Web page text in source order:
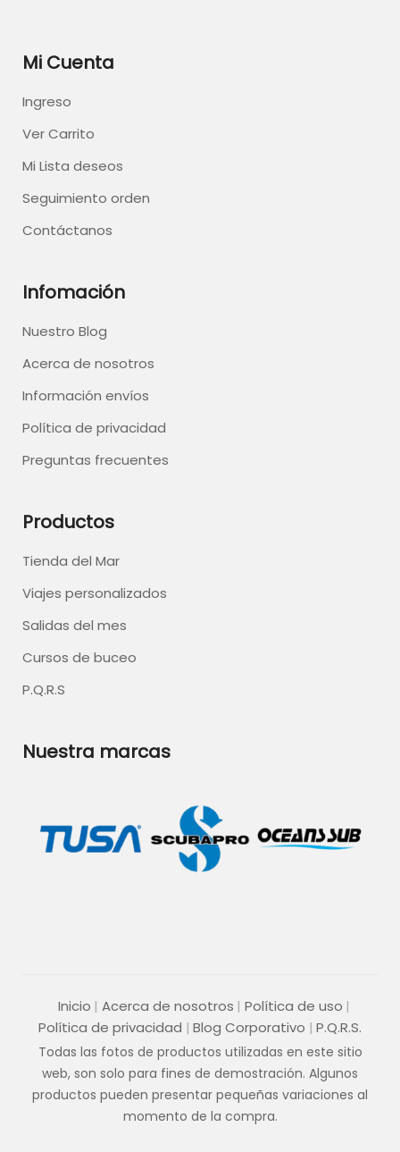
Mi Cuenta
Ingreso
Ver Carrito
Mi Lista deseos
Seguimiento orden
Contáctanos
Infomación
Nuestro Blog
Acerca de nosotros
Información envíos
Política de privacidad
Preguntas frecuentes
Productos
Tienda del Mar
Viajes personalizados
Salidas del mes
Cursos de buceo
P.Q.R.S
Nuestra marcas
Inicio Acerca de nosotros
Política de uso
Política de privacidad
Blog Corporativo P.Q.R.S.
Todas las fotos de productos utilizadas en este sitio
web, son solo para fines de demostración. Algunos
productos pueden presentar pequeñas variaciones al
momento de la compra.